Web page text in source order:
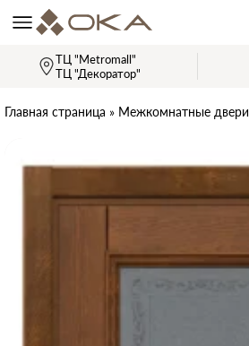
ТЦ "Metromall"
ТЦ "Декоратор"
Главная страница » Межкомнатные двери